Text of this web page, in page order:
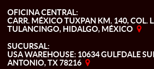
OFICINA CENTRAL:
CARR. MÉXICO TUXPAN KM. 140, COL.
TULANCINGO, HIDALGO, MÉXICO
SUCURSAL:
USA WAREHOUSE: 10634 GULFDALE
ANTONIO, TX 78216